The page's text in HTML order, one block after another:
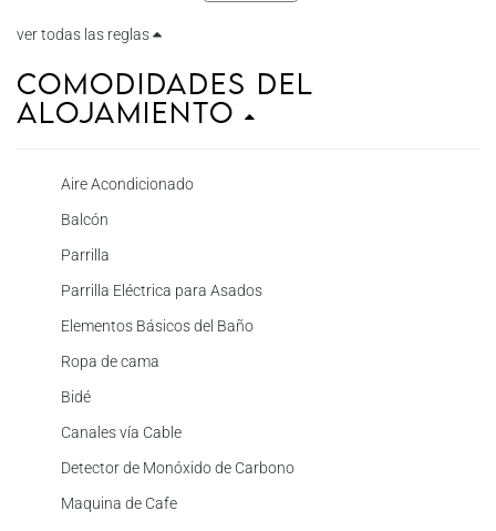
ver todas las reglas
Comodidades del
Alojamiento
Aire Acondicionado
Balcón
Parrilla
Parrilla Eléctrica para Asados
Elementos Básicos del Baño
Ropa de cama
Bidé
Canales vía Cable
Detector de Monóxido de Carbono
Maquina de Cafe